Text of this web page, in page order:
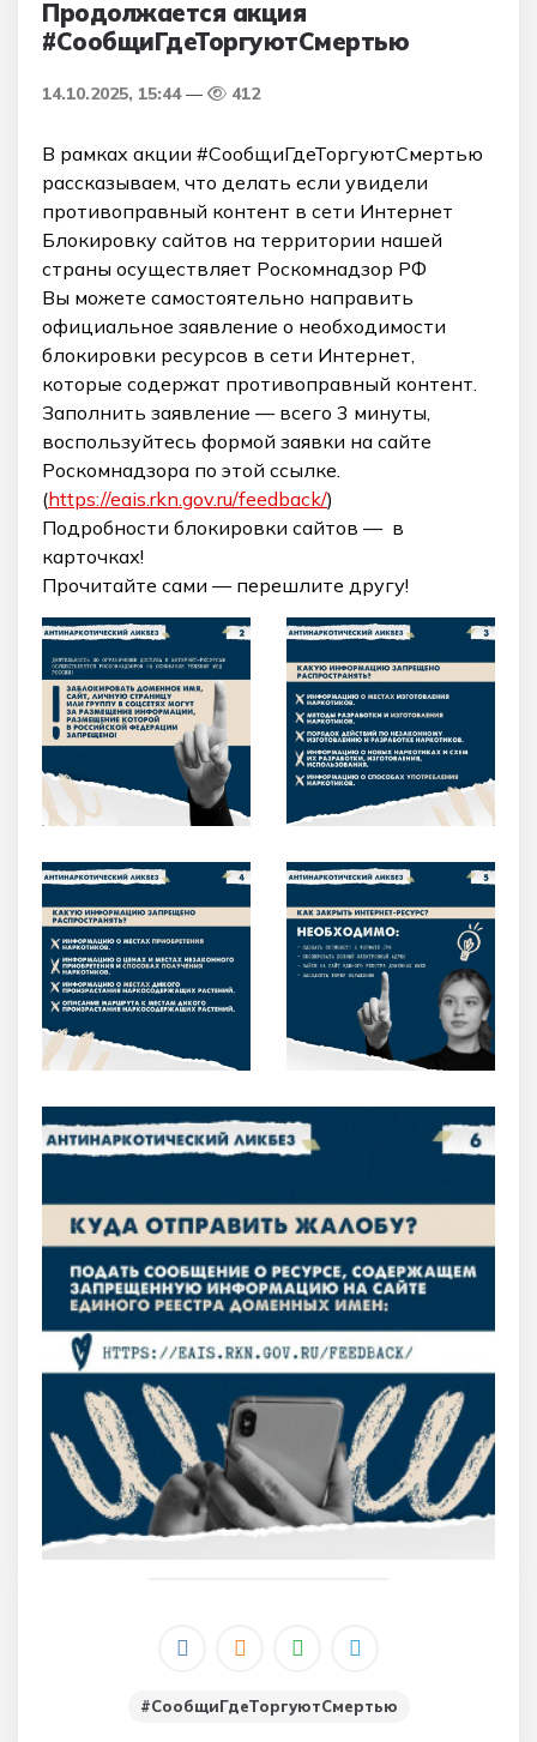
Продолжается акция
#СообщиГдеТоргуютСмертью
14.10.2025, 15:44 412
В рамках акции #СообщиГдеТоргуютСмертью
рассказываем, что делать если увидели
противоправный контент в сети Интернет
Блокировку сайтов на территории нашей
страны осуществляет Роскомнадзор РФ
Вы можете самостоятельно направить
официальное заявление о необходимости
блокировки ресурсов в сети Интернет,
которые содержат противоправный контент.
Заполнить заявление — всего 3 минуты,
воспользуйтесь формой заявки на сайте
Роскомнадзора по этой ссылке.
(https://eais.rkn.gov.ru/feedback/)
Подробности блокировки сайтов — в
карточках!
Прочитайте сами — перешлите другу!
#СообщиГдеТоргуютСмертью